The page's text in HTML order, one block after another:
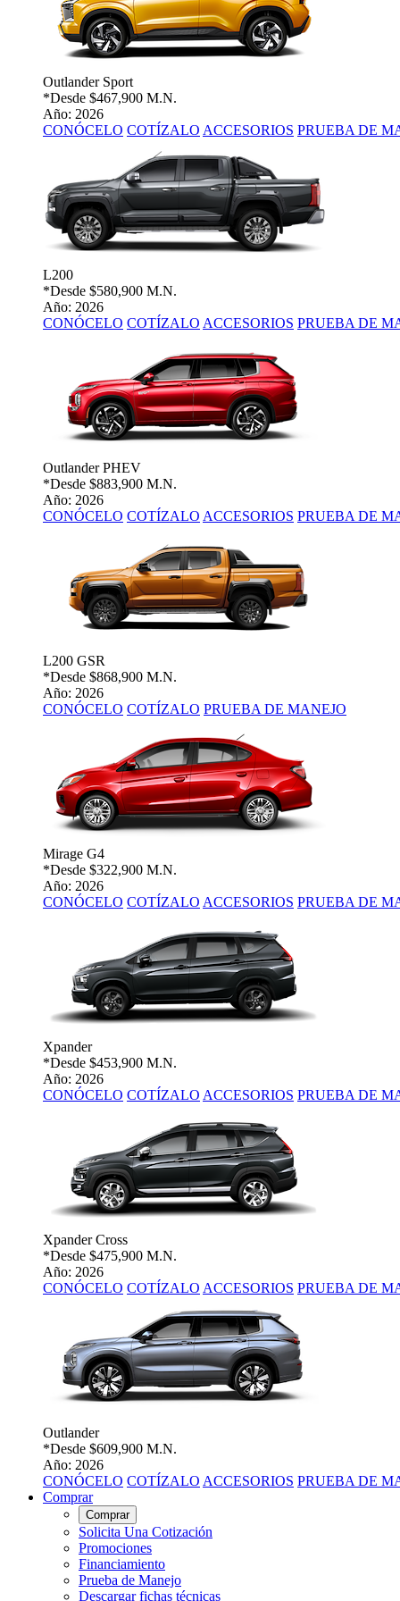
Outlander Sport
*Desde $467,900 M.N.
Año: 2026
CONÓCELO COTÍZALO ACCESORIOS PRUEBA DE
L200
*Desde $580,900 M.N.
Año: 2026
CONÓCELO COTÍZALO ACCESORIOS PRUEBA DE
Outlander PHEV
*Desde $883,900 M.N.
Año: 2026
CONÓCELO COTÍZALO ACCESORIOS PRUEBA DE
L200 GSR
*Desde $868,900 M.N.
Año: 2026
CONÓCELO COTÍZALO PRUEBA DE MANEJO
Mirage G4
*Desde $322,900 M.N.
Año: 2026
CONÓCELO COTÍZALO ACCESORIOS PRUEBA DE
Xpander
*Desde $453,900 M.N.
Año: 2026
CONÓCELO COTÍZALO ACCESORIOS PRUEBA DE
Xpander Cross
*Desde $475,900 M.N.
Año: 2026
CONÓCELO COTÍZALO ACCESORIOS PRUEBA DE
Outlander
*Desde $609,900 M.N.
Año: 2026
CONÓCELO COTÍZALO ACCESORIOS PRUEBA DE
Comprar
Comprar
Solicita Una Cotización
Promociones
Financiamiento
Prueba de Manejo
Descargar fichas técnicas